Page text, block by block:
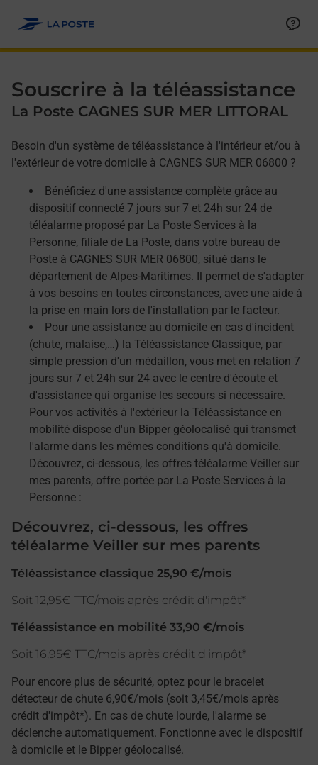
Souscrire à la téléassistance
La Poste CAGNES SUR MER LITTORAL
Besoin d'un système de téléassistance à l'intérieur et/ou à
l'extérieur de votre domicile à CAGNES SUR MER 06800 ?
Bénéficiez d'une assistance complète grâce au
dispositif connecté 7 jours sur 7 et 24h sur 24 de
téléalarme proposé par La Poste Services à la
Personne, filiale de La Poste, dans votre bureau de
Poste à CAGNES SUR MER 06800, situé dans le
département de Alpes-Maritimes. Il permet de s'adapter
à vos besoins en toutes circonstances, avec une aide à
la prise en main lors de l'installation par le facteur.
Pour une assistance au domicile en cas d'incident
(chute, malaise,…) la Téléassistance Classique, par
simple pression d'un médaillon, vous met en relation 7
jours sur 7 et 24h sur 24 avec le centre d'écoute et
d'assistance qui organise les secours si nécessaire.
Pour vos activités à l'extérieur la Téléassistance en
mobilité dispose d'un Bipper géolocalisé qui transmet
l'alarme dans les mêmes conditions qu'à domicile.
Découvrez, ci-dessous, les offres téléalarme Veiller sur
mes parents, offre portée par La Poste Services à la
Personne :
Découvrez, ci-dessous, les offres
téléalarme Veiller sur mes parents
Téléassistance classique 25,90 €/mois
Soit 12,95€ TTC/mois après crédit d'impôt*
Téléassistance en mobilité 33,90 €/mois
Soit 16,95€ TTC/mois après crédit d'impôt*
Pour encore plus de sécurité, optez pour le bracelet
détecteur de chute 6,90€/mois (soit 3,45€/mois après
crédit d'impôt*). En cas de chute lourde, l'alarme se
déclenche automatiquement. Fonctionne avec le dispositif
à domicile et le Bipper géolocalisé.